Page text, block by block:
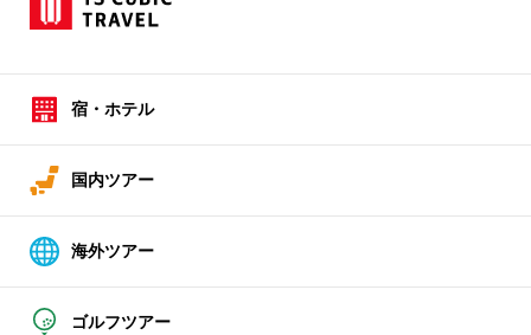
宿・ホテル
国内ツアー
海外ツアー
ゴルフツアー